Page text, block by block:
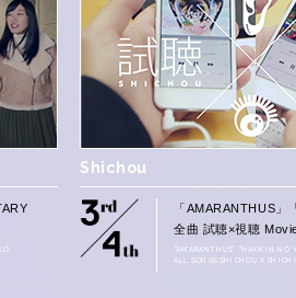
Shichou
「AMARANTHUS」
全曲 試聴×視聴
“AMARANTHUS” “HAKKIN NO
ALL SONGS SHICHOU X